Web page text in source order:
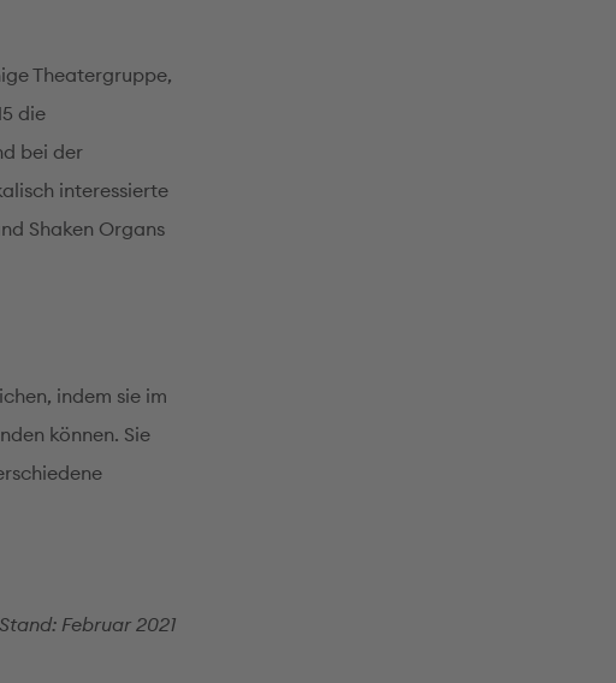
Theatergruppe,
die
bei der
interessierte
Shaken Organs
indem sie im
können. Sie
Stand: Februar 2021